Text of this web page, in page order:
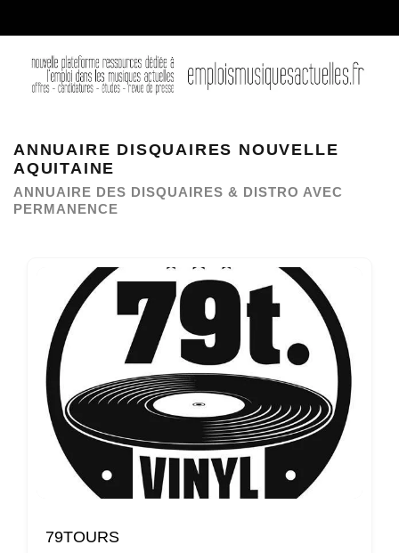
ANNUAIRE DISQUAIRES NOUVELLE
AQUITAINE
ANNUAIRE DES DISQUAIRES & DISTRO AVEC
PERMANENCE
79TOURS